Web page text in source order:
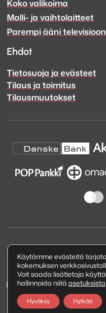
Ääni
Facebook
Ääni
Instagram
Koko valikoima
Malli- ja vaihtolaitteet
Parempi ääni televisioon
Ehdot
Tietosuoja ja evästeet
Tilaus ja toimitus
Tilausmuutokset
Copyright © 2026 Kuva ja
Tietosuojaseloste
Käytämme evästeitä
kokemuksen
Voit saada lisätietoja
hallinnoida niitä asetuksista.
Hyväksy Hylkää